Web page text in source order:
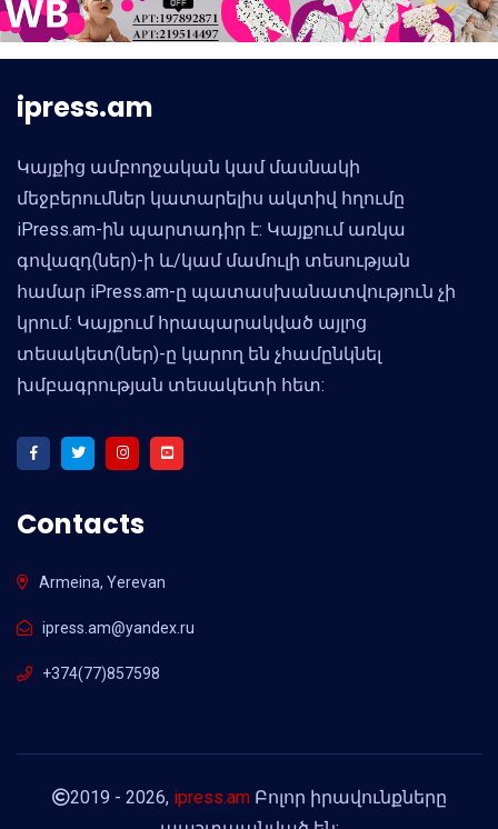
ipress.am
Կայքից ամբողջական կամ մասնակի
մեջբերումներ կատարելիս ակտիվ հղումը
iPress.am-ին պարտադիր է: Կայքում առկա
գովազդ(ներ)-ի և/կամ մամուլի տեսության
համար iPress.am-ը պատասխանատվություն չի
կրում: Կայքում հրապարակված այլոց
տեսակետ(ներ)-ը կարող են չհամընկնել
խմբագրության տեսակետի հետ:
Contacts
Armeina, Yerevan
ipress.am@yandex.ru
+374(77)857598
2019 - 2026, ipress.amԲոլոր իրավունքները